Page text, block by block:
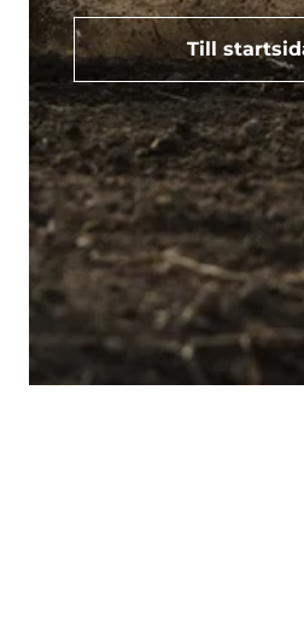
Till